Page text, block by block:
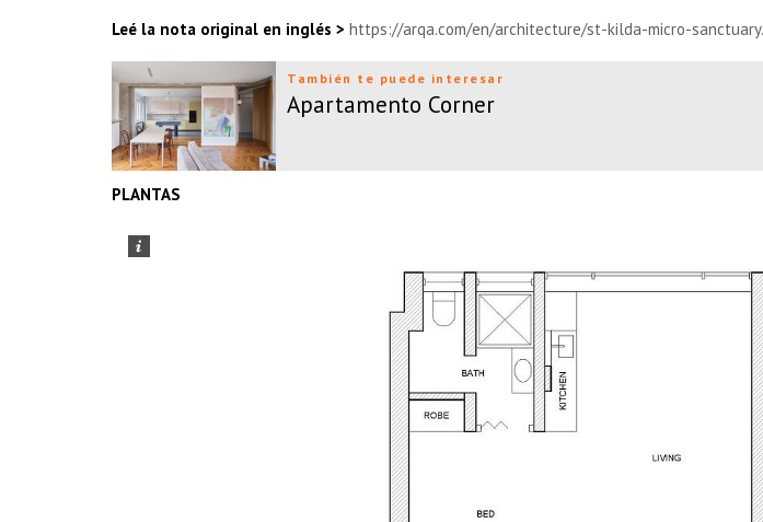
Leé la nota original en inglés > https://arqa.com/en/architecture/st-kilda-micro-
También te puede interesar
Apartamento Corner
PLANTAS